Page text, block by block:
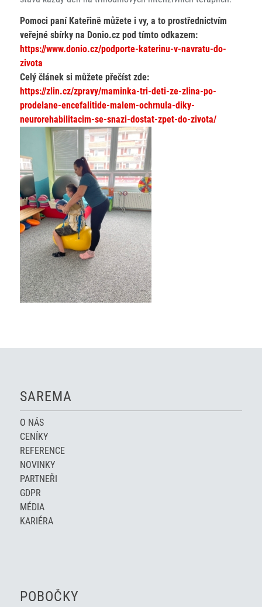
Pomoci paní Kateřině můžete i vy, a to prostřednictvím
veřejné sbírky na Donio.cz pod tímto odkazem:
https://www.donio.cz/podporte-katerinu-v-navratu-do-
zivota
Celý článek si můžete přečíst zde:
https://zlin.cz/zpravy/maminka-tri-deti-ze-zlina-po-
prodelane-encefalitide-malem-ochrnula-diky-
neurorehabilitacim-se-snazi-dostat-zpet-do-zivota/
SAREMA
O NÁS
CENÍKY
REFERENCE
NOVINKY
PARTNEŘI
GDPR
MÉDIA
KARIÉRA
POBOČKY